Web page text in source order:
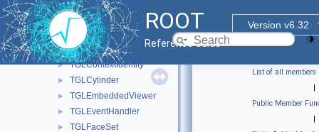
ROOT
Version v6.32
Reference Guide
► TGLClipSetSubEditor
► TGLColor
► TGLColorSet
► TGLContext
► TGLContextIdentity
► TGLCylinder
► TGLEmbeddedViewer
► TGLEventHandler
► TGLFaceSet
List of all members
|
Public Member
|